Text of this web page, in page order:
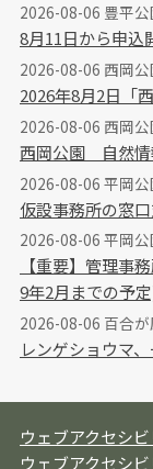
2026-08-06 豊平公
8月11日から申込
2026-08-06 西岡公
2026年8月2日「
2026-08-06 西岡公
西岡公園 自然
2026-08-06 平岡公
仮設事務所の窓
2026-08-06 平岡公
【重要】管理事
9年2月までの予
2026-08-06 百合
レンゲショウマ
ウェブアクセシ
ウェブアクセシ